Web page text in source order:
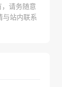
请务随意
与站内联系